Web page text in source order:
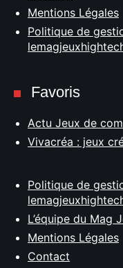
Mentions Légales
Politique de
Favoris
Actu Jeux de
Vivacréa : jeux
Politique de
L’équipe du Mag
Mentions Légales
Contact